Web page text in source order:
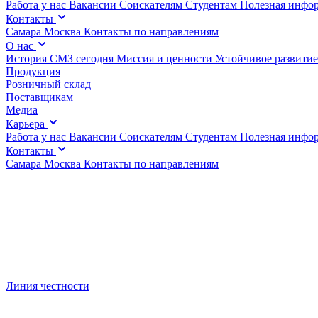
Работа у нас Вакансии Соискателям Студентам Полезная
Контакты
Самара Москва Контакты по направлениям
О нас
История СМЗ сегодня Миссия и ценности Устойчивое развитие
Продукция
Розничный склад
Поставщикам
Медиа
Карьера
Работа у нас Вакансии Соискателям Студентам Полезная
Контакты
Самара Москва Контакты по направлениям
Линия честности